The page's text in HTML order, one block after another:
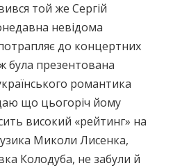
той же Сергій
невідома
до концертних
була презентована
романтика
що цьогоріч йому
високий «рейтинг» на
Миколи Лисенка,
Колодуба, не забули й